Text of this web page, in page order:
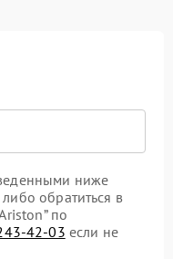
ниже
обратиться в
по
42-03 если не